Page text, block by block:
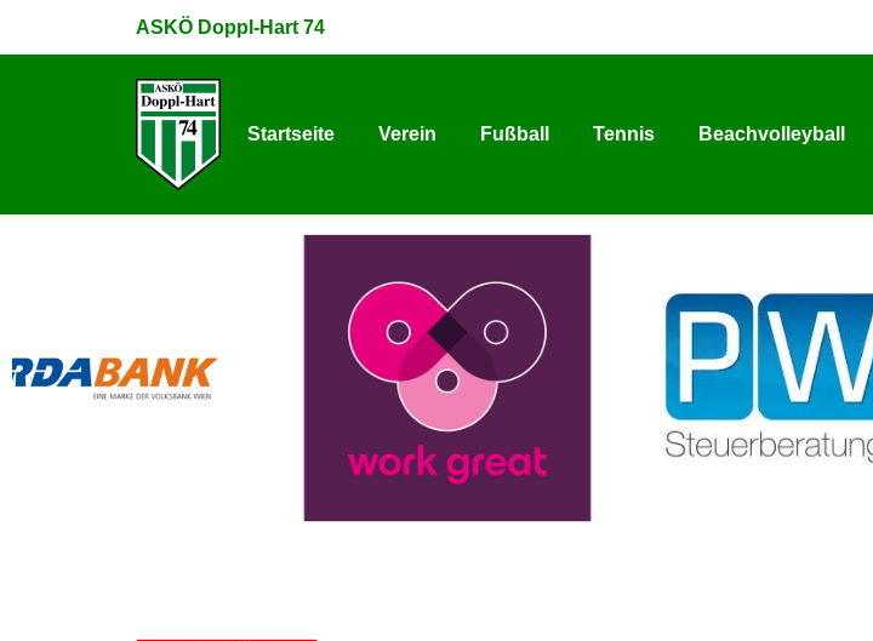
ASKÖ Doppl-Hart 74
Startseite Verein Fußball Tennis Beachvolleyball